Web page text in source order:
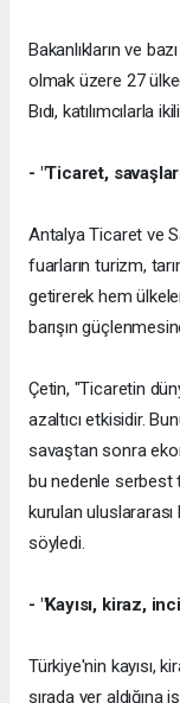
Bakanlıkların ve
olmak üzere 27
Bıdı, katılımcılarla
- "Ticaret,
Antalya Ticaret ve
fuarların turizm,
getirerek hem
barışın
Çetin, "Ticaretin
azaltıcı etkisidir.
savaştan sonra
bu nedenle serbest
kurulan
söyledi.
- "Kayısı, kiraz,
Türkiye'nin kayısı,
sırada yer